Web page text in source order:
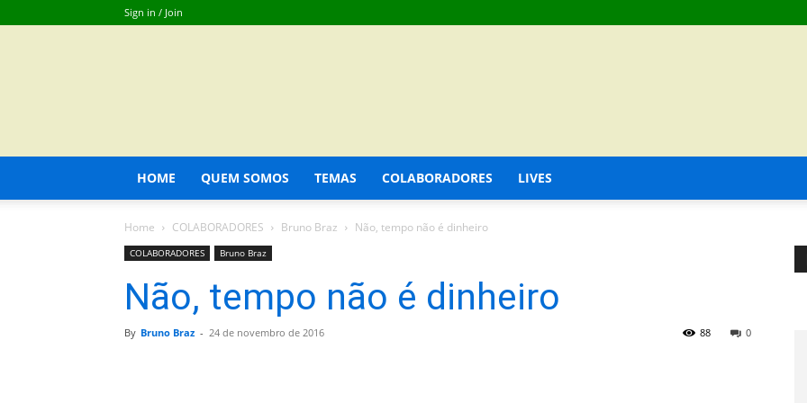
Sign in / Join
HOME QUEM SOMOS TEMAS COLABORADORES LIVES
Home COLABORADORES Bruno Braz Não, tempo não é dinheiro
COLABORADORES Bruno Braz
Não, tempo não é dinheiro
By Bruno Braz - 24 de novembro de 2016 0
88